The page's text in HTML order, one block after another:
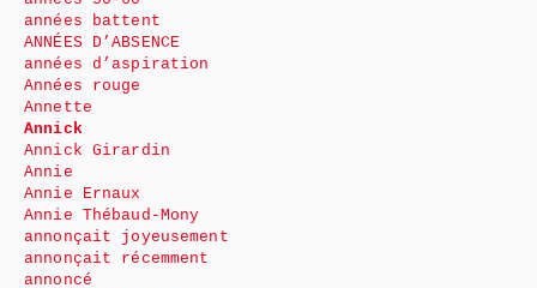
années battent
ANNÉES D’ABSENCE
années d’aspiration
Années rouge
Annette
Annick
Annick Girardin
Annie
Annie Ernaux
Annie Thébaud-Mony
annonçait joyeusement
annonçait récemment
annoncé